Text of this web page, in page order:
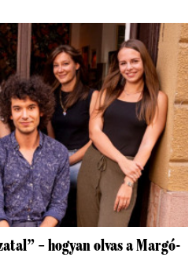
– hogyan olvas a Margó-